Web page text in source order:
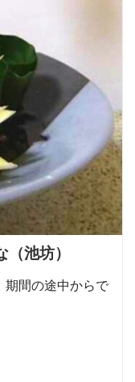
池坊）
期間の途中からで